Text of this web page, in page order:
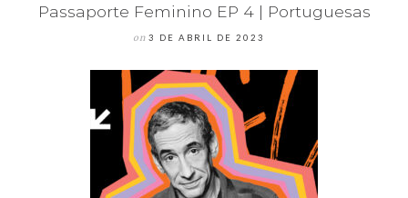
Passaporte Feminino EP 4 | Portuguesas
on 3 DE ABRIL DE 2023